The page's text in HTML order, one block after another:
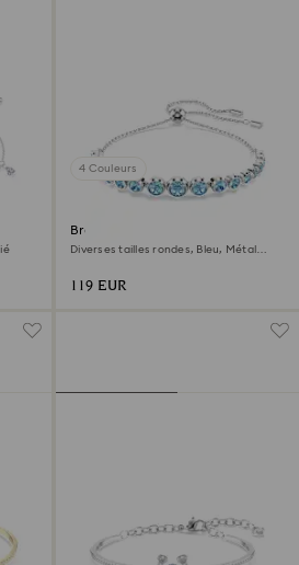
4 Couleurs
Bracelet Imber
Diverses tailles rondes, Bleu, Métal
119 EUR